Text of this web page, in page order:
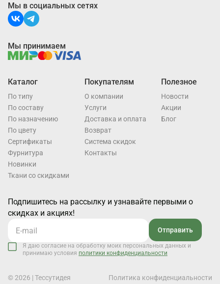
Каталог
По типу
По составу
По назначению
По цвету
Cертификаты
Фурнитура
Новинки
Ткани со скидками
Покупателям
О компании
Услуги
Доставка и оплата
Возврат
Система скидок
Контакты
Полезное
Новости
Акции
Блог
Подпишитесь на рассылку и узнавайте первыми о
скидках и акциях!
Отправить
Я даю согласие на обработку моих персональных данных и
принимаю условия политики конфиденциальности
Мы в социальных сетях
Мы принимаем
© 2026 | Тессутидея Политика конфиденциальности